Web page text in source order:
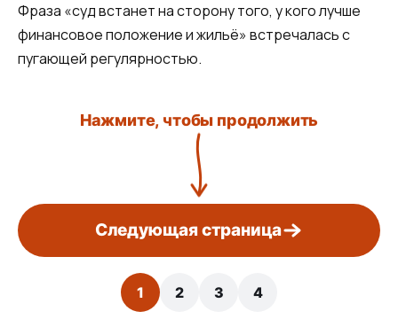
Фраза «суд встанет на сторону того, у кого лучше
финансовое положение и жильё» встречалась с
пугающей регулярностью.
Нажмите, чтобы продолжить
Следующая страница
1 2 3 4